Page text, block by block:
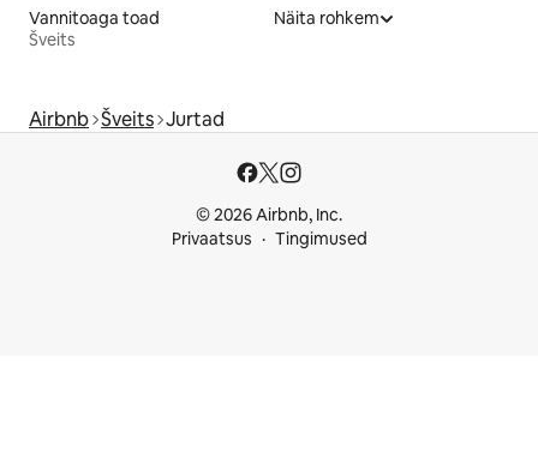
Vannitoaga toad
Šveits
Näita rohkem
Airbnb Šveits Jurtad
© 2026 Airbnb, Inc.
Privaatsus
Tingimused